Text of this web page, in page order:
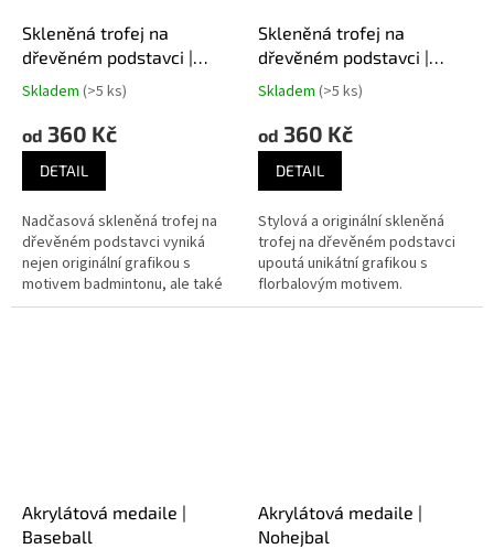
Skleněná trofej na
dřevěném podstavci |
Badminton
Skladem (>5 ks)
od 360 Kč
DETAIL
Nadčasová skleněná trofej na
dřevěném podstavci vyniká
nejen originální grafikou s
motivem badmintonu, ale také
svým kvalitním pracováním.
Skleněná trofej na
dřevěném podstavci |
Florbal
Skladem (>5 ks)
od 360 Kč
DETAIL
Stylová a originální skleněná
trofej na dřevěném podstavci
upoutá unikátní grafikou s
florbalovým motivem.
Akrylátová medaile |
Baseball
Akrylátová medaile |
Nohejbal